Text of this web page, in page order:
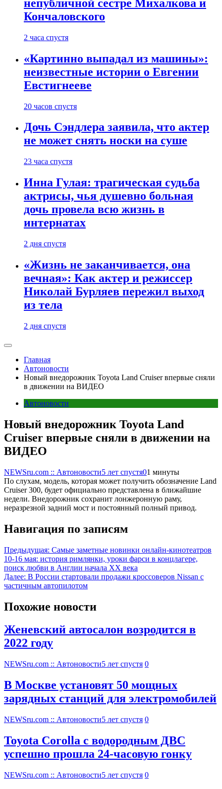
непубличной сестре Михалкова и
Кончаловского
2 часа спустя
«Картинно выпадал из машины»:
неизвестные истории о Евгении
Евстигнееве
20 часов спустя
Дочь Сэндлера заявила, что актер
не может снять носки на суше
23 часа спустя
Инна Гулая: трагическая судьба
актрисы, чья душевно больная
дочь провела всю жизнь в
интернатах
2 дня спустя
«Жизнь не заканчивается, она
вечная»: Как актер и режиссер
Николай Бурляев пережил выход
из тела
2 дня спустя
Главная
Автоновости
Новый внедорожник Toyota Land Cruiser впервые сняли
в движении на ВИДЕО
Автоновости
Новый внедорожник Toyota Land
Cruiser впервые сняли в движении на
ВИДЕО
NEWSru.com :: Автоновости5 лет спустя01 минуты
По слухам, модель, которая может получить обозначение Land
Cruiser 300, будет официально представлена в ближайшие
недели. Внедорожник сохранит лонжеронную раму,
неразрезной задний мост и постоянный полный привод.
Навигация по записям
Предыдущая: Самые заметные новинки онлайн-кинотеатров
10-16 мая: история римлянки, уроки фарси в концлагере,
поиск любви в Англии начала XX века
Далее: В России стартовали продажи кроссоверов Nissan с
частичным автопилотом
Похожие новости
Женевский автосалон возродится в
2022 году
NEWSru.com :: Автоновости5 лет спустя 0
В Москве установят 50 мощных
зарядных станций для электромобилей
NEWSru.com :: Автоновости5 лет спустя 0
Toyota Corolla с водородным ДВС
успешно прошла 24-часовую гонку
NEWSru.com :: Автоновости5 лет спустя 0